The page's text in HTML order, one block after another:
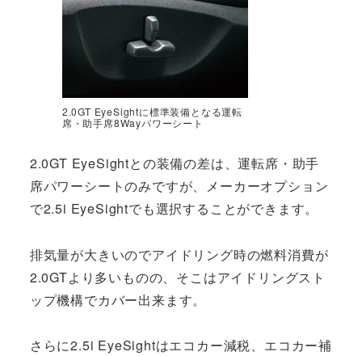
2.0GT EyeSightに標準装備となる運転
席・助手席8Wayパワーシート
2.0GT EyeSightとの装備の差は、運転席・助手
席パワーシートのみですが、メーカーオプション
で2.5i EyeSightでも選択することができます。
排気量が大きいのでアイドリング時の燃料消費が
2.0GTより多いものの、そこはアイドリングスト
ップ機構でカバー出来ます。
さらに2.5i EyeSightはエコカー減税、エコカー補